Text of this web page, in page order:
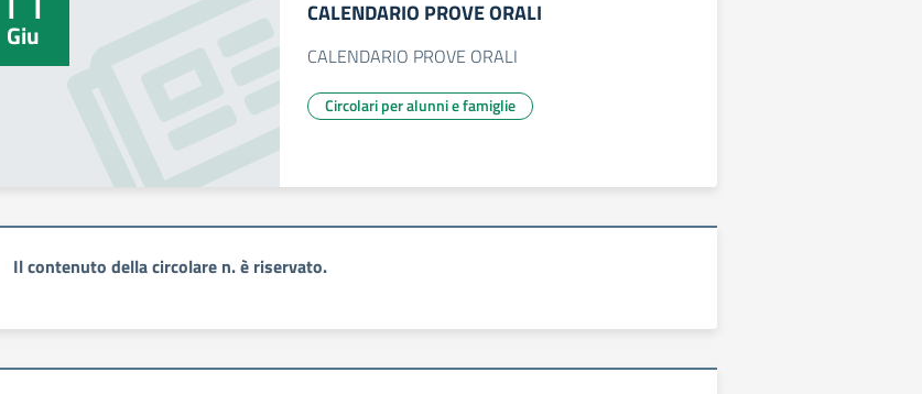
Giu
CALENDARIO PROVE ORALI
CALENDARIO PROVE ORALI
Circolari per alunni e famiglie
Il contenuto della circolare n. è riservato.